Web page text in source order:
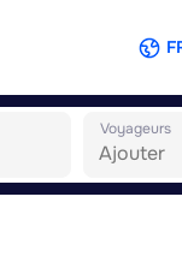
Voyageurs